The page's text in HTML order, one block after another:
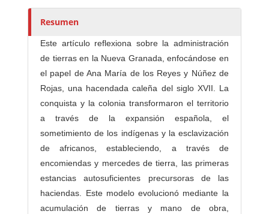
r
s
Resumen
Este artículo reflexiona sobre la administración
de tierras en la Nueva Granada, enfocándose en
el papel de Ana María de los Reyes y Núñez de
Rojas, una hacendada caleña del siglo XVII. La
conquista y la colonia transformaron el territorio
a través de la expansión española, el
sometimiento de los indígenas y la esclavización
de africanos, estableciendo, a través de
encomiendas y mercedes de tierra, las primeras
estancias autosuficientes precursoras de las
haciendas. Este modelo evolucionó mediante la
acumulación de tierras y mano de obra,